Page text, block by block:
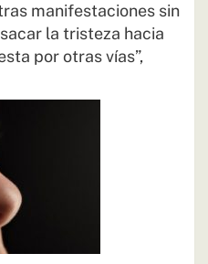
manifestaciones sin
la tristeza hacia
por otras vías”,